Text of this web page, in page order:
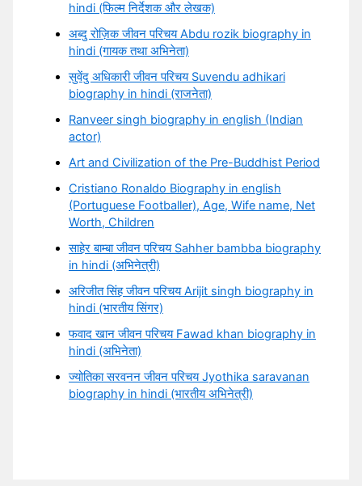
hindi (फिल्म निर्देशक और लेखक)
अब्दु रोज़िक जीवन परिचय Abdu rozik biography in
hindi (गायक तथा अभिनेता)
सुवेंदु अधिकारी जीवन परिचय Suvendu adhikari
biography in hindi (राजनेता)
Ranveer singh biography in english (Indian
actor)
Art and Civilization of the Pre-Buddhist Period
Cristiano Ronaldo Biography in english
(Portuguese Footballer), Age, Wife name, Net
Worth, Children
साहेर बाम्बा जीवन परिचय Sahher bambba biography
in hindi (अभिनेत्री)
अरिजीत सिंह जीवन परिचय Arijit singh biography in
hindi (भारतीय सिंगर)
फवाद खान जीवन परिचय Fawad khan biography in
hindi (अभिनेता)
ज्योतिका सरवनन जीवन परिचय Jyothika saravanan
biography in hindi (भारतीय अभिनेत्री)